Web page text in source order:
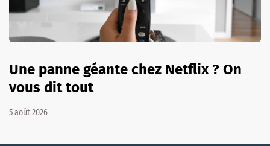
Une panne géante chez Netflix ? On
vous dit tout
5 août 2026